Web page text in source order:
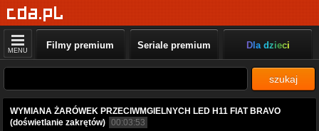
MENU Filmy premium Seriale premium Dla dzieci
szukaj
WYMIANA ŻARÓWEK PRZECIWMGIELNYCH LED H11 FIAT BRAVO
(doświetlanie zakrętów) 00:03:53